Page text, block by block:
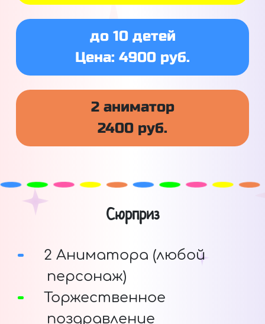
до 10 детей
Цена: 4900 руб.
2 аниматор
2400 руб.
Сюрприз
2 Аниматора (любой
персонаж)
Торжественное
поздравление